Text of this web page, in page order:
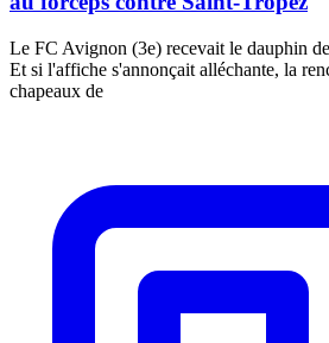
Le FC Avignon (3e) recevait le dauphin
Et si l'affiche s'annonçait alléchante, la
chapeaux de